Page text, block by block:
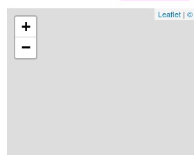
+
−
Leaflet | ©